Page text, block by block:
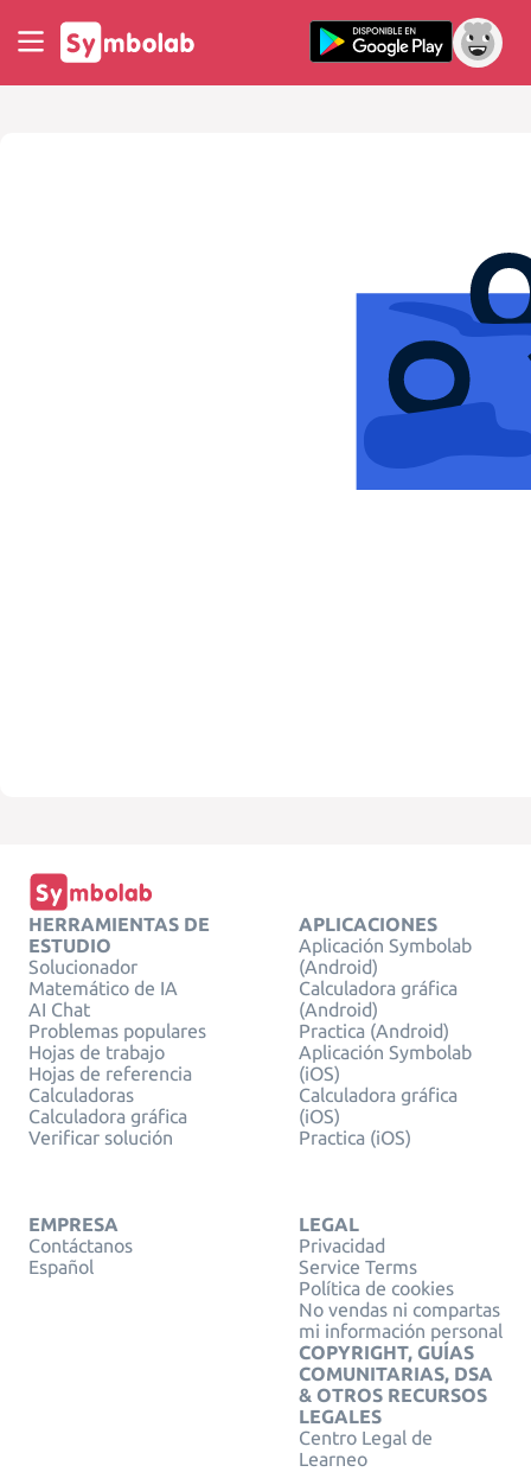
HERRAMIENTAS DE
ESTUDIO
Solucionador
Matemático de IA
AI Chat
Problemas populares
Hojas de trabajo
Hojas de referencia
Calculadoras
Calculadora gráfica
Verificar solución
APLICACIONES
Aplicación Symbolab
(Android)
Calculadora gráfica
(Android)
Practica (Android)
Aplicación Symbolab
(iOS)
Calculadora gráfica
(iOS)
Practica (iOS)
EMPRESA
Contáctanos
Español
LEGAL
Privacidad
Service Terms
Política de cookies
No vendas ni compartas
mi información personal
COPYRIGHT, GUÍAS
COMUNITARIAS, DSA
& OTROS RECURSOS
LEGALES
Centro Legal de
Learneo